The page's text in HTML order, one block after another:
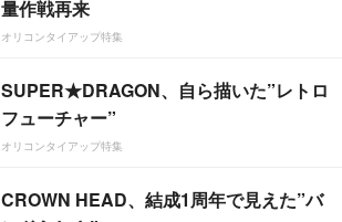
量作戦再来
オリコンタイアップ特集
SUPER★DRAGON、自ら描いた”レトロ
フューチャー”
オリコンタイアップ特集
CROWN HEAD、結成1周年で見えた”バ